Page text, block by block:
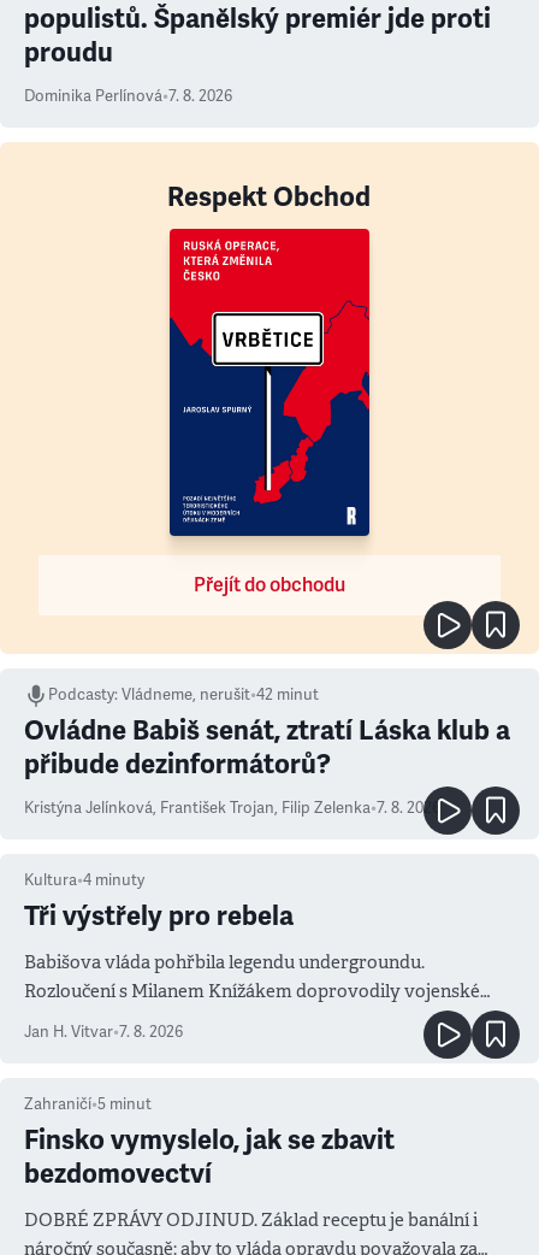
populistů. Španělský premiér jde proti
proudu
Dominika Perlínová•7. 8. 2026
Respekt Obchod
Přejít do obchodu
Podcasty:Vládneme, nerušit•42 minut
Ovládne Babiš senát, ztratí Láska klub a
přibude dezinformátorů?
Kristýna Jelínková, František Trojan, Filip Zelenka•7. 8. 2026
Kultura•4 minuty
Tři výstřely pro rebela
Babišova vláda pohřbila legendu undergroundu.
Rozloučení s Milanem Knížákem doprovodily vojenské
salvy i kritika pokrokářů
Jan H. Vitvar•7. 8. 2026
Zahraničí•5 minut
Finsko vymyslelo, jak se zbavit
bezdomovectví
DOBRÉ ZPRÁVY ODJINUD. Základ receptu je banální i
náročný současně: aby to vláda opravdu považovala za